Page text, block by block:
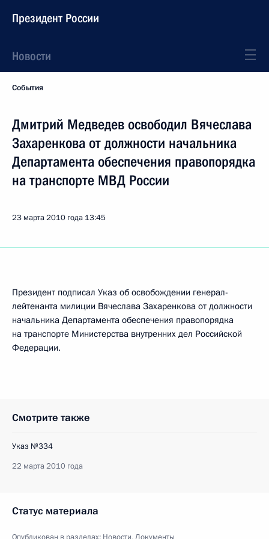
Президент России
Новости
События
Дмитрий Медведев освободил Вячеслава
Захаренкова от должности начальника
Департамента обеспечения правопорядка
на транспорте МВД России
23 марта 2010 года 13:45
Президент подписал Указ об освобождении генерал-
лейтенанта милиции Вячеслава Захаренкова от должности
начальника Департамента обеспечения правопорядка
на транспорте Министерства внутренних дел Российской
Федерации.
Смотрите также
Указ №334
22 марта 2010 года
Статус материала